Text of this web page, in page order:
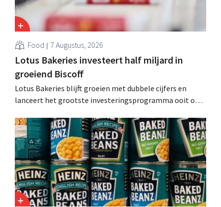
Food 7 Augustus, 2026
Lotus Bakeries investeert half miljard in
groeiend Biscoff
Lotus Bakeries blijft groeien met dubbele cijfers en
lanceert het grootste investeringsprogramma ooit om
moeten dit momentum grijpen”.